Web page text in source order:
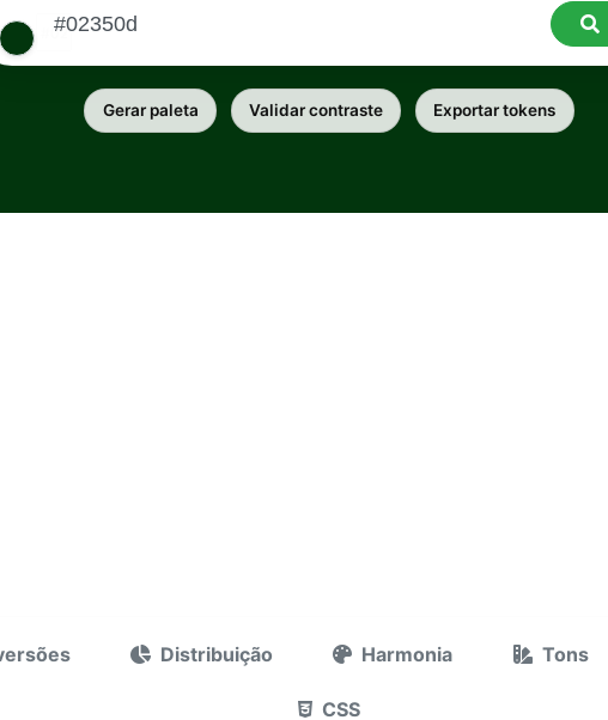
Gerar paleta Validar contraste Exportar tokens
Distribuição Harmonia Tons
CSS